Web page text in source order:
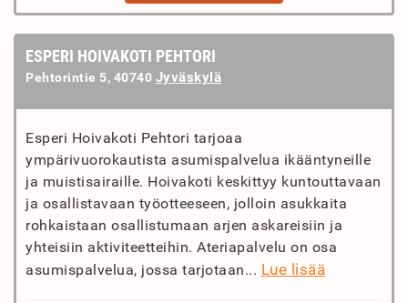
ESPERI HOIVAKOTI PEHTORI
Pehtorintie 5, 40740 Jyväskylä
Esperi Hoivakoti Pehtori tarjoaa
ympärivuorokautista asumispalvelua ikääntyneille
ja muistisairaille. Hoivakoti keskittyy kuntouttavaan
ja osallistavaan työotteeseen, jolloin asukkaita
rohkaistaan osallistumaan arjen askareisiin ja
yhteisiin aktiviteetteihin. Ateriapalvelu on osa
asumispalvelua, jossa tarjotaan... Lue lisää